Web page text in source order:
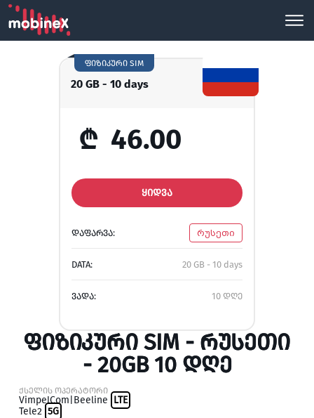
20 GB - 10 days
ფიზიკური SIM
₾ 46.00
ᲧᲘᲓᲕᲐ
ᲓᲐᲤᲐᲠᲕᲐ: რუსეთი
DATA: 20 GB - 10 days
ᲕᲐᲓᲐ: 10 დღე
ᲤᲘᲖᲘᲙᲣᲠᲘ SIM - ᲠᲣᲡᲔᲗᲘ
- 20GB 10 ᲓᲦᲔ
ქსელის ოპერატორი
VimpelCom|Beeline LTE
Tele2 5G